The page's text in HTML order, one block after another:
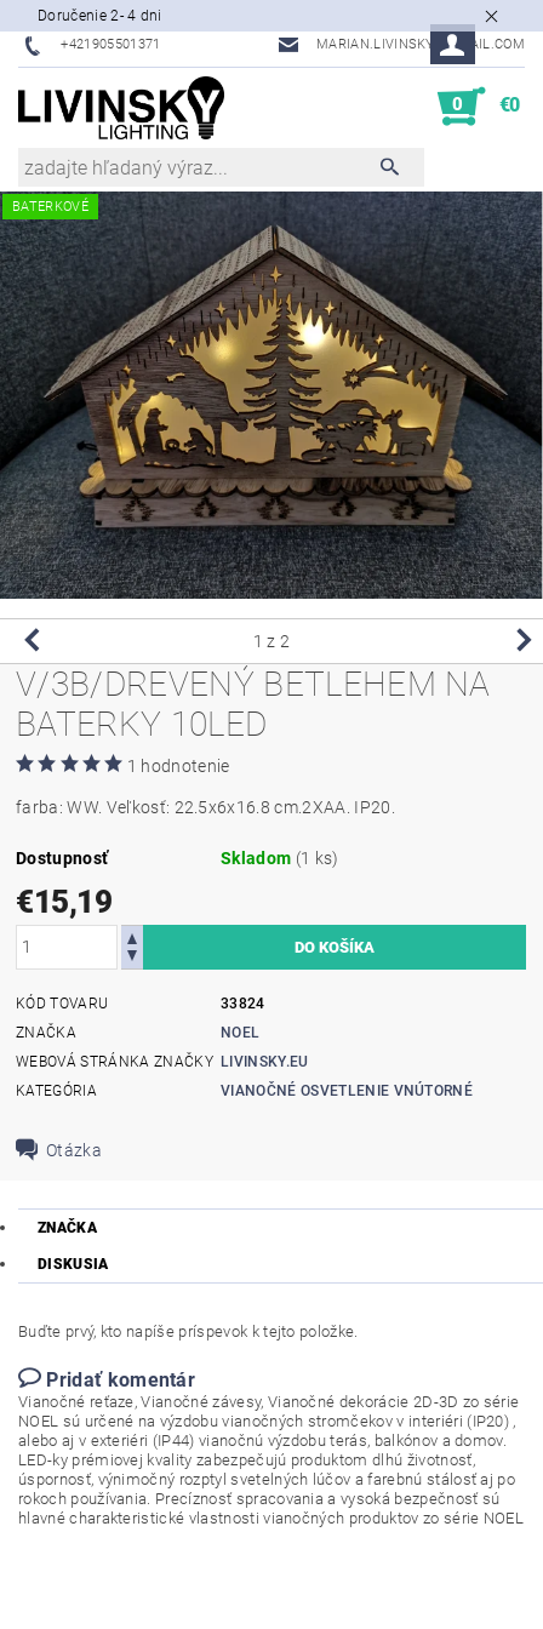
Doručenie 2- 4 dni
+421905501371 MARIAN.LIVINSKY@GMAIL.COM
0 €0
BATERKOVÉ
1 z 2
V/3B/DREVENÝ BETLEHEM NA
BATERKY 10LED
1 hodnotenie
farba: WW. Veľkosť: 22.5x6x16.8 cm.2XAA. IP20.
Dostupnosť Skladom (1 ks)
€15,19
KÓD TOVARU
33824
ZNAČKA
NOEL
WEBOVÁ STRÁNKA ZNAČKY LIVINSKY.EU
KATEGÓRIA
VIANOČNÉ OSVETLENIE VNÚTORNÉ
Otázka
ZNAČKA
DISKUSIA
Buďte prvý, kto napíše príspevok k tejto položke.
Pridať komentár
Vianočné reťaze, Vianočné závesy, Vianočné dekorácie 2D-3D zo série
NOEL sú určené na výzdobu vianočných stromčekov v interiéri (IP20) ,
alebo aj v exteriéri (IP44) vianočnú výzdobu terás, balkónov a domov.
LED-ky prémiovej kvality zabezpečujú produktom dlhú životnosť,
úspornosť, výnimočný rozptyl svetelných lúčov a farebnú stálosť aj po
rokoch používania. Precíznosť spracovania a vysoká bezpečnosť sú
hlavné charakteristické vlastnosti vianočných produktov zo série NOEL